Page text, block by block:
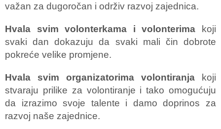
važan za dugoročan i održiv razvoj zajednica.
Hvala svim volonterkama i volonterima koji
svaki dan dokazuju da svaki mali čin dobrote
pokreće velike promjene.
Hvala svim organizatorima volontiranja koji
stvaraju prilike za volontiranje i tako omogućuju
da izrazimo svoje talente i damo doprinos za
razvoj naše zajednice.